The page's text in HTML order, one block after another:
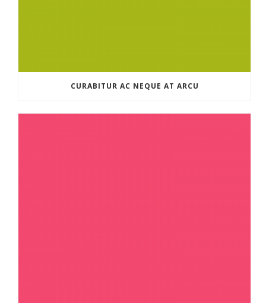
CURABITUR AC NEQUE AT ARCU